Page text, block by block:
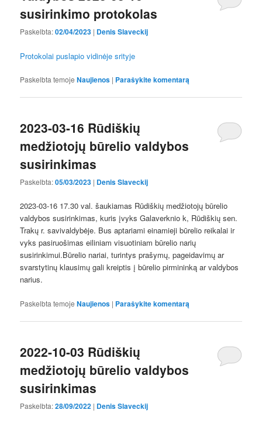
susirinkimo protokolas
Paskelbta:02/04/2023 | Denis Slaveckij
Protokolai puslapio vidinėje srityje
Paskelbta temoje Naujienos | Parašykite komentarą
2023-03-16 Rūdiškių
medžiotojų būrelio valdybos
susirinkimas
Paskelbta:05/03/2023 | Denis Slaveckij
2023-03-16 17.30 val. šaukiamas Rūdiškių medžiotojų būrelio
valdybos susirinkimas, kuris įvyks Galaverknio k, Rūdiškių sen.
Trakų r. savivaldybėje. Bus aptariami einamieji būrelio reikalai ir
vyks pasiruošimas eiliniam visuotiniam būrelio narių
susirinkimui.Būrelio nariai, turintys prašymų, pageidavimų ar
svarstytinų klausimų gali kreiptis į būrelio pirmininką ar valdybos
narius.
Paskelbta temoje Naujienos | Parašykite komentarą
2022-10-03 Rūdiškių
medžiotojų būrelio valdybos
susirinkimas
Paskelbta:28/09/2022 | Denis Slaveckij